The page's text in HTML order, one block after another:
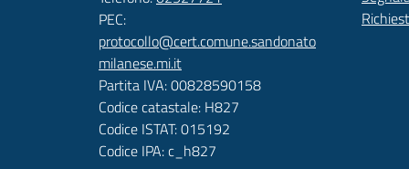
PEC:
protocollo@cert.comune.sandonato
milanese.mi.it
Partita IVA: 00828590158
Codice catastale: H827
Codice ISTAT: 015192
Codice IPA: c_h827